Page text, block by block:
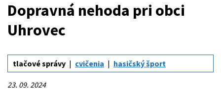
Dopravná nehoda pri obci
Uhrovec
tlačové správy cvičenia hasičský šport
23. 09. 2024